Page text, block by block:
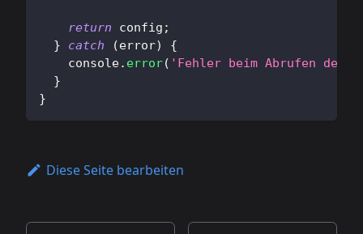
return config ;
}
catch (error)
{
console. error( 'Fehler beim Abrufen der
}
}
Diese Seite bearbeiten